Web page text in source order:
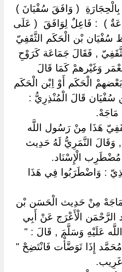
‏( وَافَقَ سُفْيَانَ )
) ‏ ‏: فَاعِلٌ لِوَافَقَ ‏ ‏( عَلَى
سُفْيَان بْن الْحَكَم الثَّقَفِيّ
, فَقَالَ جَمَاعَة كَرَوْحِ
وَغَيْرهمْ كَمَا قَالَ
الْحَكَم أَوْ اِبْن الْحَكَم
سُفْيَان قَالَ الْمُنْذِرِيُّ :
مَاجَهْ.
هَذَا مِنْ رَسُول اللَّه
وَقَالَ النَّمَرِيُّ لَهُ حَدِيث
الْإِسْنَاد.
: وَاضْطَرَبُوا فِي هَذَا
مَاجَهْ مِنْ حَدِيث الْحَسَن بْن
الْأَعْرَج عَنْ أَبِي
عَلَيْهِ وَسَلَّمَ , قَالَ : "
إِذَا تَوَضَّأْت فَانْتَضِحْ "